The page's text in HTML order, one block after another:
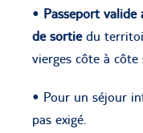
• Passeport valide
de sortiedu
vierges côte à côte
• Pour un séjour
pas exigé.